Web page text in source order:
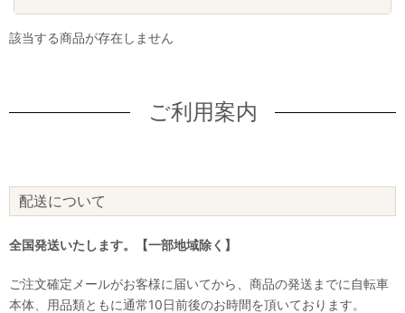
該当する商品が存在しません
ご利用案内
配送について
全国発送いたします。【一部地域除く】
ご注文確定メールがお客様に届いてから、商品の発送までに自転車
本体、用品類ともに通常10日前後のお時間を頂いております。